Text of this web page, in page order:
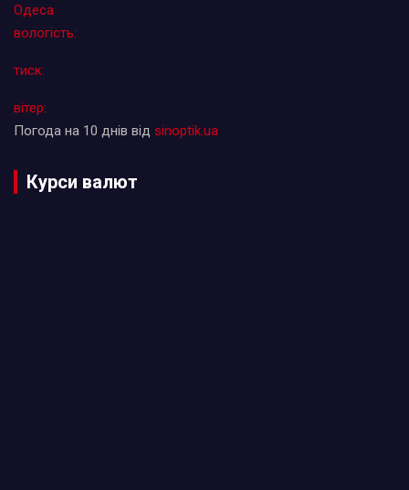
Одеса
вологість:
тиск:
вітер:
Погода на 10 днів від sinoptik.ua
Курси валют